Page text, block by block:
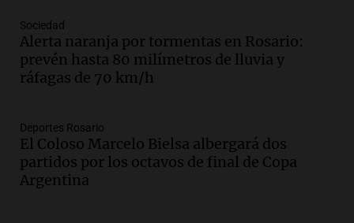
Mundial de Natación de Invierno con
récords y atletas de 20 países
Amamos Argentina
Episodios
accidente fatal en San Luis dejó tres
jóvenes muertos y un herido grave
Panorama Federal
Episodios
Sociedad
Alerta naranja por tormentas en Rosario:
prevén hasta 80 milímetros de lluvia y
ráfagas de 70 km/h
Deportes Rosario
El Coloso Marcelo Bielsa albergará dos
partidos por los octavos de final de Copa
Argentina